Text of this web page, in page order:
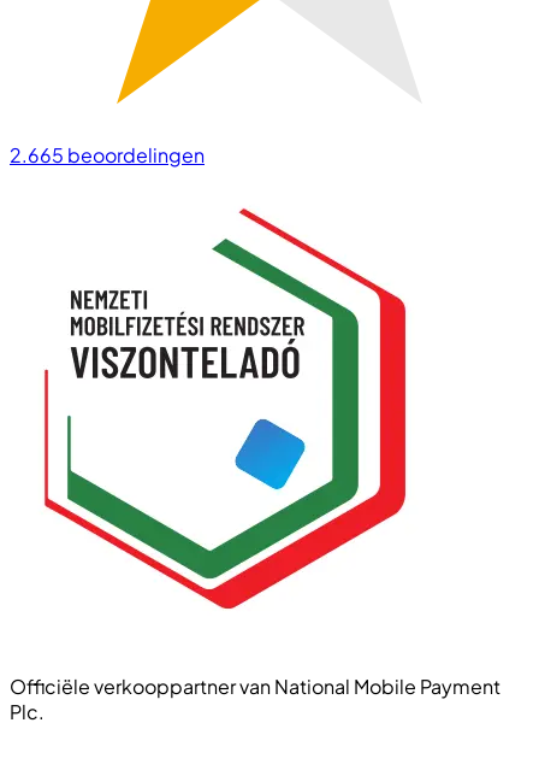
2.665 beoordelingen
Officiële verkooppartner van National Mobile Payment
Plc.